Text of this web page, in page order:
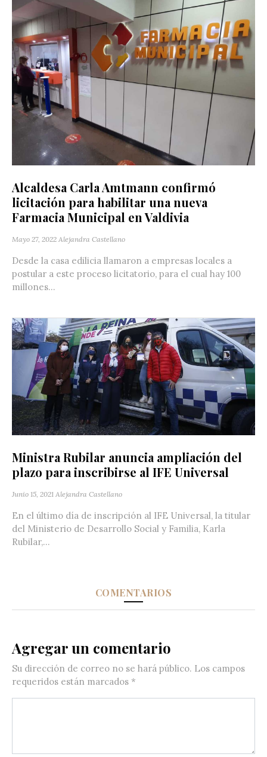
Alcaldesa Carla Amtmann confirmó
licitación para habilitar una nueva
Farmacia Municipal en Valdivia
Mayo 27, 2022 Alejandra Castellano
Desde la casa edilicia llamaron a empresas locales a
postular a este proceso licitatorio, para el cual hay 100
millones...
Ministra Rubilar anuncia ampliación del
plazo para inscribirse al IFE Universal
Junio 15, 2021 Alejandra Castellano
En el último día de inscripción al IFE Universal, la titular
del Ministerio de Desarrollo Social y Familia, Karla
Rubilar,...
COMENTARIOS
Agregar un comentario
Su dirección de correo no se hará público. Los campos
requeridos están marcados *